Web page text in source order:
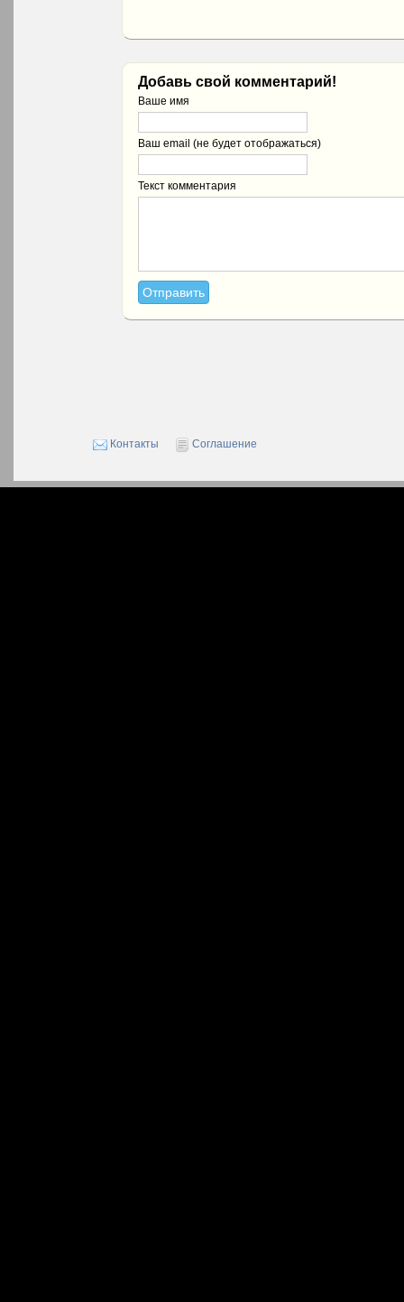
Добавь свой комментарий!
Ваше имя
Ваш email (не будет отображаться)
Текст комментария
Контакты Соглашение